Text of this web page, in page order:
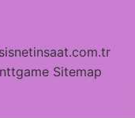
nttgame Sitemap